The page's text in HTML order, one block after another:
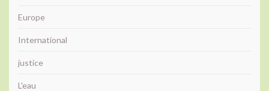
Europe
International
justice
L'eau